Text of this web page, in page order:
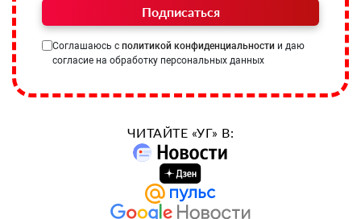
Подписаться
Соглашаюсь с политикой конфиденциальности и даю
согласие на обработку персональных данных
ЧИТАЙТЕ «УГ» В: